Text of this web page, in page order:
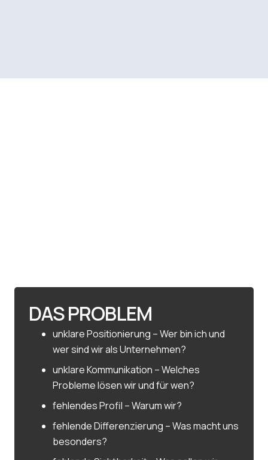
DAS PROBLEM
unklare Positionierung – Wer bin ich und
wer sind wir als Unternehmen?
unklare Kommunikation – Welches
Probleme lösen wir und für wen?
fehlendes Profil – Warum wir?
fehlende Differenzierung – Was macht uns
besonders?